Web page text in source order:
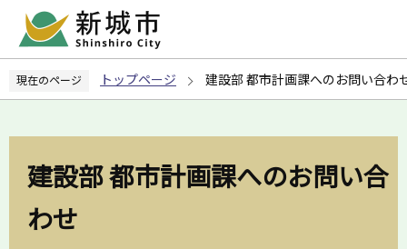
ペ
の
現在のページ トップページ 建設部 都市計画課へのお問い合わ
建設部 都市計画課へのお問い合
わせ